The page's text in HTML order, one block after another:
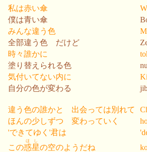
私は赤い傘
僕は青い傘
みんな違う色
全部違う色 だけど
時々誰かに
塗り替えられる色
気付いてない内に
自分の色が変わる
違う色の誰かと 出会っては別れて
ほんの少しずつ 変わっていく
'できてゆく'君は
この惑星
ほし
の空のようだね